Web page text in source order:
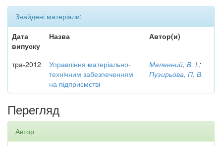
Знайдені матеріали:
Дата
випуску
Назва Автор(и)
тра-2012
Управління матеріально-
технічним забезпеченням
на підприємстві
Меленний, В. І.;
Пузирьова, П. В.
Перегляд
Автор